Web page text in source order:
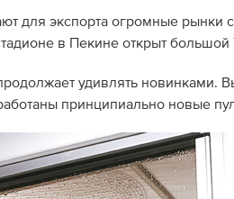
для экспорта огромные рынки
в Пекине открыт
удивлять
принципиально новые